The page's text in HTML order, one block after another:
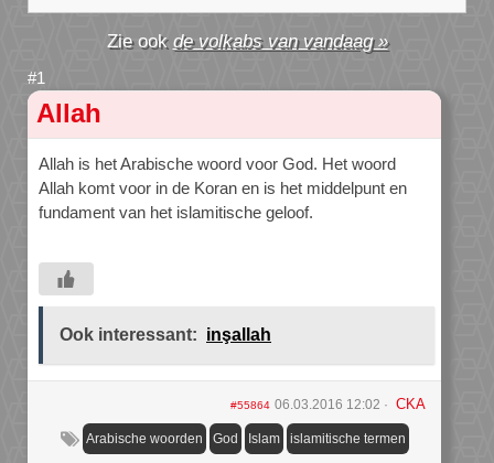
de volkabs van vandaag »
Allah
Allah is het Arabische woord voor God. Het woord
Allah komt voor in de Koran en is het middelpunt en
fundament van het islamitische geloof.
Ook interessant: inşallah
#55864 06.03.2016 12:02 CKA
Arabische woorden God Islam islamitische termen